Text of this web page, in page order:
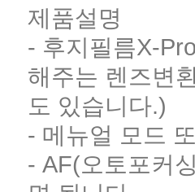
제품설명
- 후지필름X-
해주는 렌즈변
도 있습니다.)
- 메뉴얼 모드
- AF(오토포커